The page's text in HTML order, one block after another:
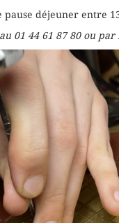
pause déjeuner entre
01 44 61 87 80 ou par